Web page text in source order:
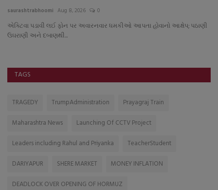
saurashtrabhoomi Aug 8, 2026 0
એક્ટિવા પડાવી લઈ ફોન પર અવારનવાર ધમકીઓ આપતા હોવાનો આક્ષેપ; પઠાણી
ઉઘરાણી અને દબાણથી...
TAGS
TRAGEDY TrumpAdministration
Prayagraj Train
Maharashtra News
Launching Of CCTV Project
Leaders including Rahul and Priyanka
TeacherStudent
DARIYAPUR
SHERE MARKET
MONEY INFLATION
DEADLOCK OVER OPENING OF HORMUZ